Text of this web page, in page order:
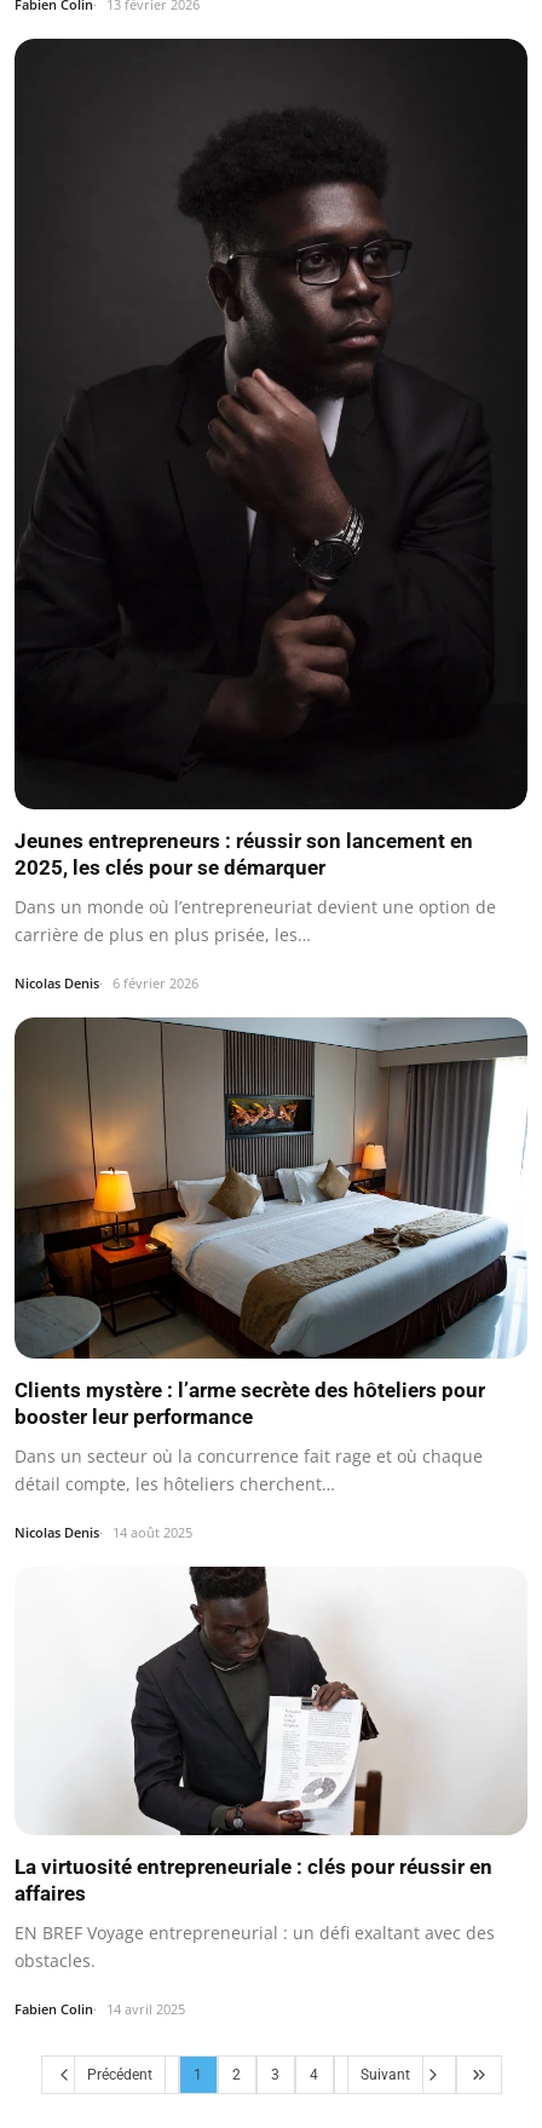
Fabien Colin 13 février 2026
Jeunes entrepreneurs : réussir son lancement en
2025, les clés pour se démarquer
Dans un monde où l’entrepreneuriat devient une option de
carrière de plus en plus prisée, les…
Nicolas Denis 6 février 2026
Clients mystère : l’arme secrète des hôteliers pour
booster leur performance
Dans un secteur où la concurrence fait rage et où chaque
détail compte, les hôteliers cherchent…
Nicolas Denis 14 août 2025
La virtuosité entrepreneuriale : clés pour réussir en
affaires
EN BREF Voyage entrepreneurial : un défi exaltant avec des
obstacles.
Fabien Colin 14 avril 2025
Précédent 1 2 3 4 Suivant